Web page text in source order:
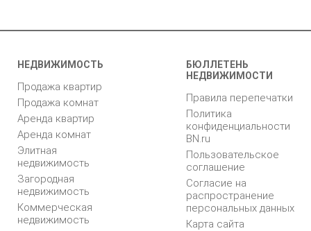
НЕДВИЖИМОСТЬ
Продажа квартир
Продажа комнат
Аренда квартир
Аренда комнат
Элитная
недвижимость
Загородная
недвижимость
Коммерческая
недвижимость
БЮЛЛЕТЕНЬ
НЕДВИЖИМОСТИ
Правила перепечатки
Политика
конфиденциальности
BN.ru
Пользовательское
соглашение
Согласие на
распространение
персональных данных
Карта сайта